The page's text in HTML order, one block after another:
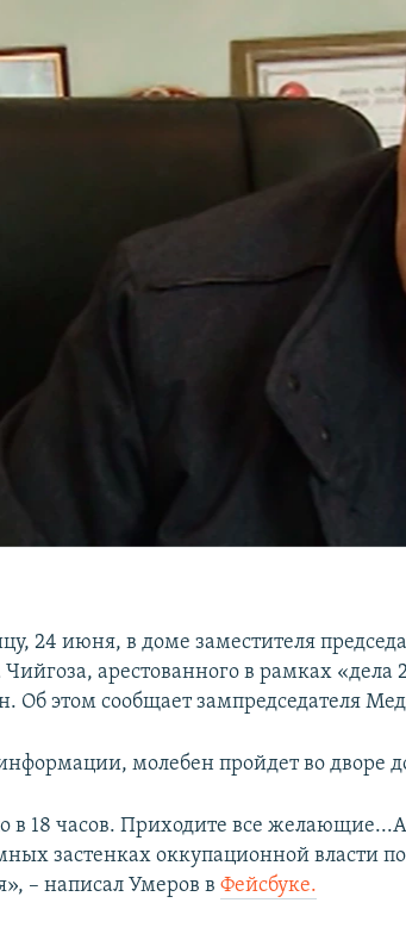
24 июня, в доме заместителя
арестованного в рамках «дела
Об этом сообщает зампредседателя
молебен пройдет во дворе
в 18 часов. Приходите все
застенках оккупационной власти
– написал Умеров вФейсбуке.